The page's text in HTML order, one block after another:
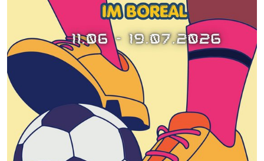
Cookie Laufzeit:
1 Jahr
SPENDENFORMULAR
Warum bitten wir darum für das Spendenformular
Daten übertragen zu dürfen?
Es werden Daten an HelpDirect und an Google
übertragen. Wir verwenden auf der Spendenseite
reCAPTCHA. reCAPTCHA versucht zu unterscheiden, ob
eine bestimmte Handlung im Internet von einem